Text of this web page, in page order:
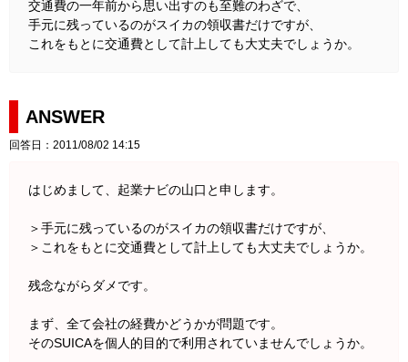
交通費の一年前から思い出すのも至難のわざで、
手元に残っているのがスイカの領収書だけですが、
これをもとに交通費として計上しても大丈夫でしょうか。
ANSWER
回答日：2011/08/02 14:15
はじめまして、起業ナビの山口と申します。
＞手元に残っているのがスイカの領収書だけですが、
＞これをもとに交通費として計上しても大丈夫でしょうか。
残念ながらダメです。
まず、全て会社の経費かどうかが問題です。
そのSUICAを個人的目的で利用されていませんでしょうか。